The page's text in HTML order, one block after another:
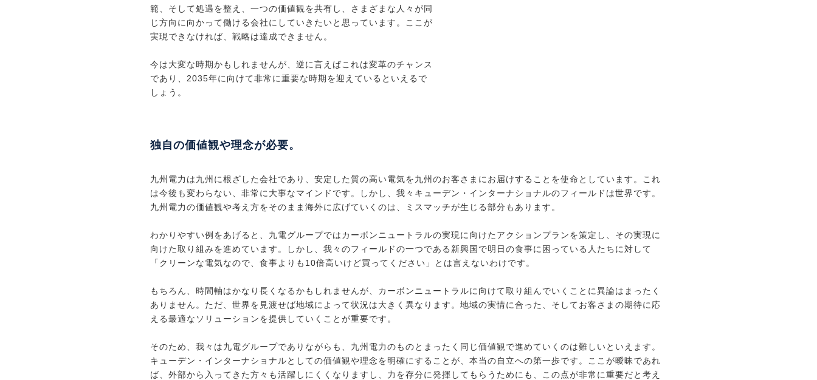
範、そして処遇を整え、一つの価値観を共有し、さまざまな人々が同
じ方向に向かって働ける会社にしていきたいと思っています。ここが
実現できなければ、戦略は達成できません。
今は大変な時期かもしれませんが、逆に言えばこれは変革のチャンス
であり、2035年に向けて非常に重要な時期を迎えているといえるで
しょう。
独自の価値観や理念が必要。
九州電力は九州に根ざした会社であり、安定した質の高い電気を九州のお客さまにお届けすることを使命としています。これ
は今後も変わらない、非常に大事なマインドです。しかし、我々キューデン・インターナショナルのフィールドは世界です。
九州電力の価値観や考え方をそのまま海外に広げていくのは、ミスマッチが生じる部分もあります。
わかりやすい例をあげると、九電グループではカーボンニュートラルの実現に向けたアクションプランを策定し、その実現に
向けた取り組みを進めています。しかし、我々のフィールドの一つである新興国で明日の食事に困っている人たちに対して
「クリーンな電気なので、食事よりも10倍高いけど買ってください」とは言えないわけです。
もちろん、時間軸はかなり長くなるかもしれませんが、カーボンニュートラルに向けて取り組んでいくことに異論はまったく
ありません。ただ、世界を見渡せば地域によって状況は大きく異なります。地域の実情に合った、そしてお客さまの期待に応
える最適なソリューションを提供していくことが重要です。
そのため、我々は九電グループでありながらも、九州電力のものとまったく同じ価値観で進めていくのは難しいといえます。
キューデン・インターナショナルとしての価値観や理念を明確にすることが、本当の自立への第一歩です。ここが曖昧であれ
ば、外部から入ってきた方々も活躍しにくくなりますし、力を存分に発揮してもらうためにも、この点が非常に重要だと考え